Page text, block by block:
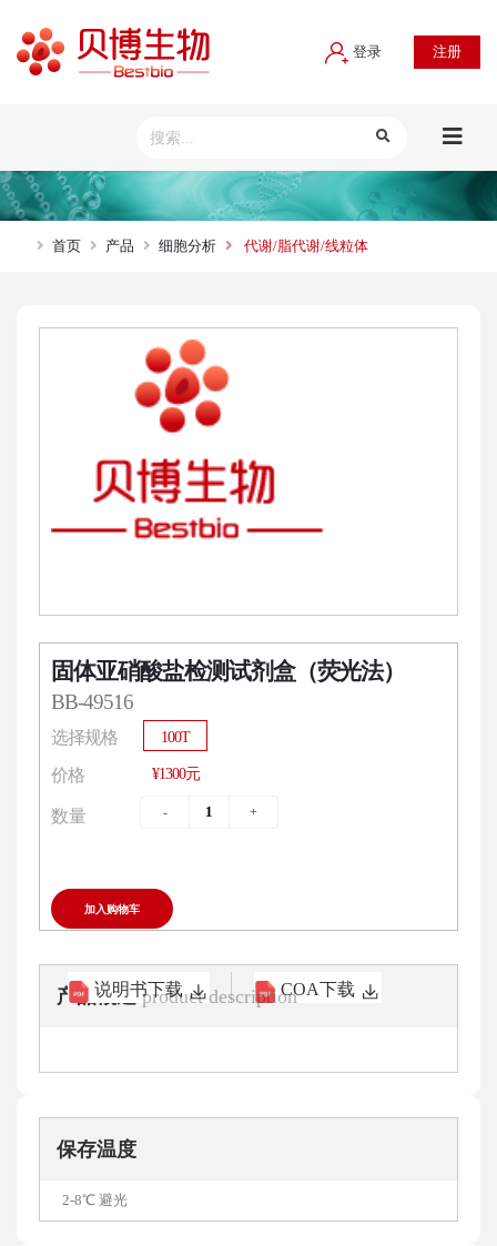
登录 注册
首页 产品 细胞分析 代谢/脂代谢/线粒体
固体亚硝酸盐检测试剂盒（荧光法）
BB-49516
选择规格 100T
价格 ¥1300元
数量
加入购物车
说明书下载 COA下载
产品概述 product description
保存温度
2-8℃ 避光